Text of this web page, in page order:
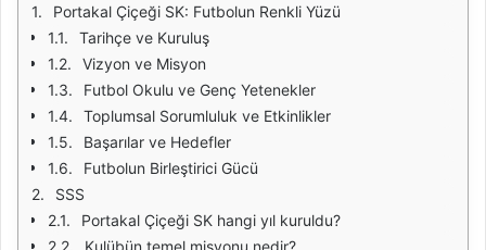
Portakal Çiçeği SK: Futbolun Renkli Yüzü
Tarihçe ve Kuruluş
Vizyon ve Misyon
Futbol Okulu ve Genç Yetenekler
Toplumsal Sorumluluk ve Etkinlikler
Başarılar ve Hedefler
Futbolun Birleştirici Gücü
SSS
Portakal Çiçeği SK hangi yıl kuruldu?
Kulübün temel misyonu nedir?